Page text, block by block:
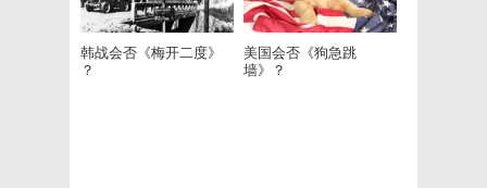
韩战会否《梅开二度》
？
美国会否《狗急跳
墙》？